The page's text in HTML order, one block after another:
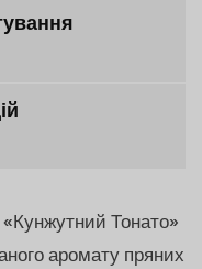
Тонато»
аромату пряних